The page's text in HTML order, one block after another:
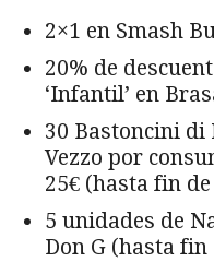
2×1 en Smash
20% de
‘Infantil’ en
30 Bastoncini
Vezzo por
25€ (hasta fin
5 unidades de
Don G (hasta